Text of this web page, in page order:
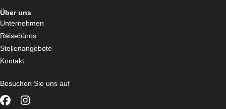
Über uns
Unternehmen
Reisebüros
Stellenangebote
Kontakt
Besuchen Sie uns auf